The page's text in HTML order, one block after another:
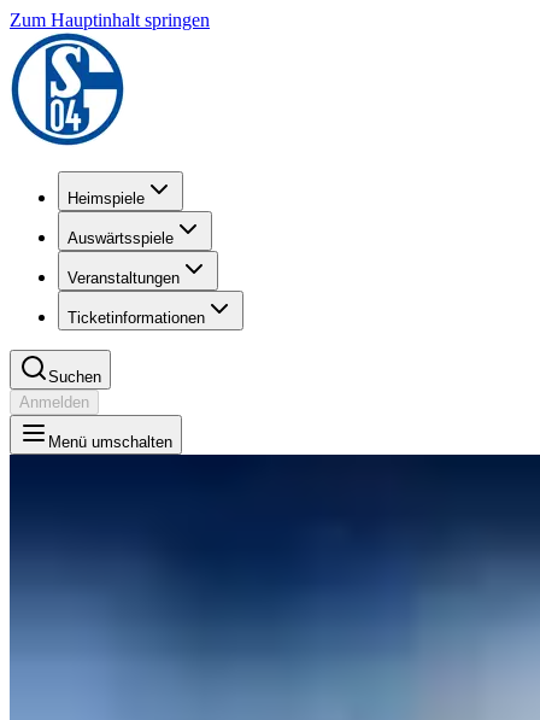
Zum Hauptinhalt springen
Heimspiele
Auswärtsspiele
Veranstaltungen
Ticketinformationen
Suchen
Anmelden
Menü umschalten